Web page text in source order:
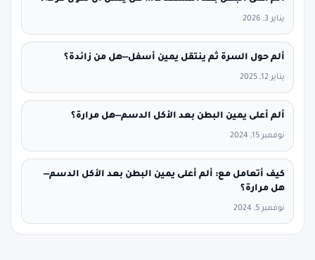
يناير 3, 2026
ألم حول السرة ثم ينتقل يمين أسفل—هل من زائدة؟
يناير 12, 2025
ألم أعلى يمين البطن بعد الأكل الدسم—هل مرارة؟
نوفمبر 15, 2024
كيف أتعامل مع: ألم أعلى يمين البطن بعد الأكل الدسم—
هل مرارة؟
نوفمبر 5, 2024